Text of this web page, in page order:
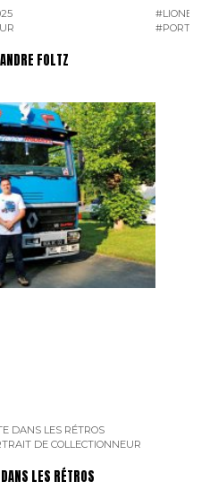
#LIONEL
#PORTRAIT
FOLTZ
DANS LES RÉTROS
DE COLLECTIONNEUR
LES RÉTROS